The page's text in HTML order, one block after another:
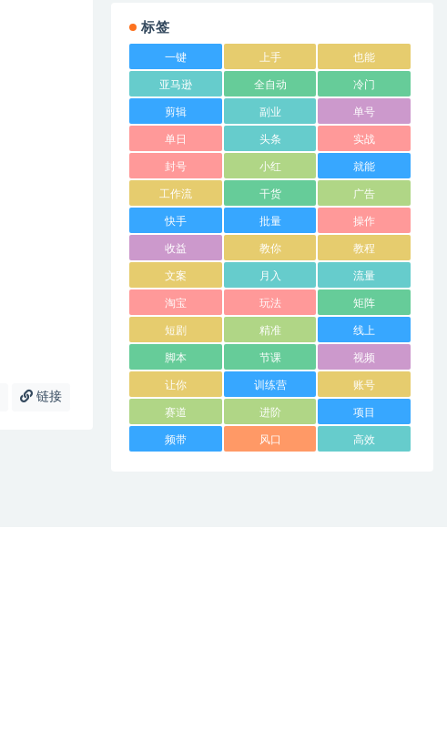
链接
标签
一键 上手 也能
亚马逊 全自动 冷门
剪辑 副业 单号
单日 头条 实战
封号 小红 就能
工作流 干货 广告
快手 批量 操作
收益 教你 教程
文案 月入 流量
淘宝 玩法 矩阵
短剧 精准 线上
脚本 节课 视频
让你 训练营 账号
赛道 进阶 项目
频带 风口 高效